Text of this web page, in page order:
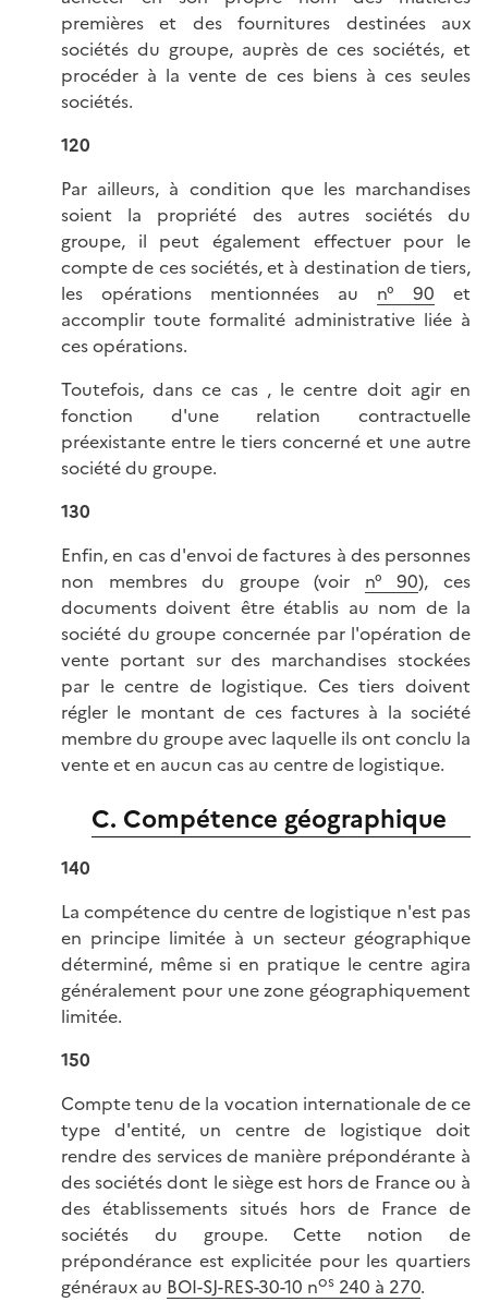
premières et des fournitures destinées aux
sociétés du groupe, auprès de ces sociétés, et
procéder à la vente de ces biens à ces seules
sociétés.
120
Par ailleurs, à condition que les marchandises
soient la propriété des autres sociétés du
groupe, il peut également effectuer pour le
compte de ces sociétés, et à destination de tiers,
les opérations mentionnées au n° 90 et
accomplir toute formalité administrative liée à
ces opérations.
Toutefois, dans ce cas , le centre doit agir en
fonction d'une relation contractuelle
préexistante entre le tiers concerné et une autre
société du groupe.
130
Enfin, en cas d'envoi de factures à des personnes
non membres du groupe (voir n° 90), ces
documents doivent être établis au nom de la
société du groupe concernée par l'opération de
vente portant sur des marchandises stockées
par le centre de logistique. Ces tiers doivent
régler le montant de ces factures à la société
membre du groupe avec laquelle ils ont conclu la
vente et en aucun cas au centre de logistique.
C. Compétence géographique
140
La compétence du centre de logistique n'est pas
en principe limitée à un secteur géographique
déterminé, même si en pratique le centre agira
généralement pour une zone géographiquement
limitée.
150
Compte tenu de la vocation internationale de ce
type d'entité, un centre de logistique doit
rendre des services de manière prépondérante à
des sociétés dont le siège est hors de France ou à
des établissements situés hors de France de
sociétés du groupe. Cette notion de
prépondérance est explicitée pour les quartiers
généraux au BOI-SJ-RES-30-10 nos 240 à 270.